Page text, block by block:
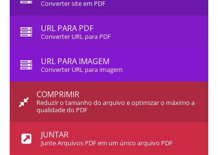
Converter site em PDF
URL PARA PDF
Converter URL para PDF
URL PARA IMAGEM
Converter URL para imagem
COMPRIMIR
Reduzir o tamanho do arquivo e optimizar o máximo a
qualidade do PDF
JUNTAR
Junte Arquivos PDF em um único arquivo PDF